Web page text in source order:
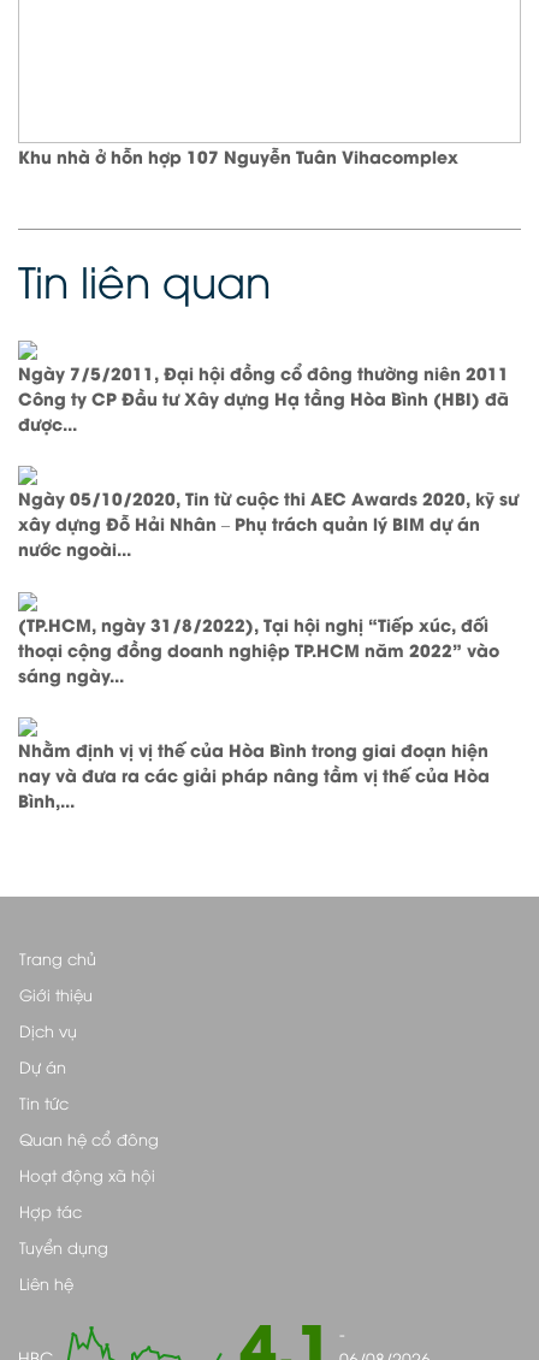
Khu nhà ở hỗn hợp 107 Nguyễn Tuân Vihacomplex
Tin liên quan
Ngày 7/5/2011, Đại hội đồng cổ đông thường niên 2011
Công ty CP Đầu tư Xây dựng Hạ tầng Hòa Bình (HBI) đã
được...
Ngày 05/10/2020, Tin từ cuộc thi AEC Awards 2020, kỹ sư
xây dựng Đỗ Hải Nhân – Phụ trách quản lý BIM dự án
nước ngoài...
(TP.HCM, ngày 31/8/2022), Tại hội nghị “Tiếp xúc, đối
thoại cộng đồng doanh nghiệp TP.HCM năm 2022” vào
sáng ngày...
Nhằm định vị vị thế của Hòa Bình trong giai đoạn hiện
nay và đưa ra các giải pháp nâng tầm vị thế của Hòa
Bình,...
Trang chủ
Giới thiệu
Dịch vụ
Dự án
Tin tức
Quan hệ cổ đông
Hoạt động xã hội
Hợp tác
Tuyển dụng
Liên hệ
4.1
-